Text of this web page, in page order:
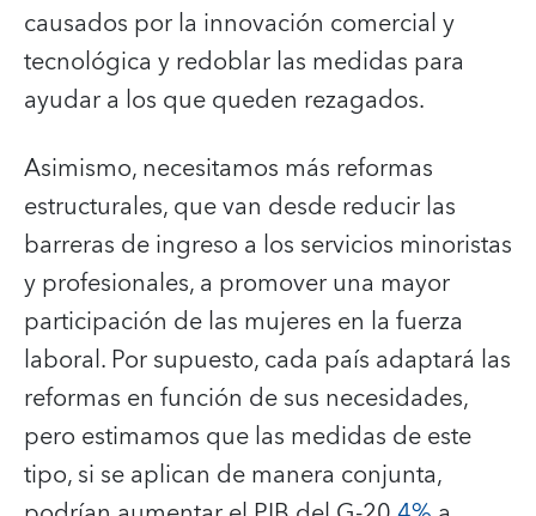
causados por la innovación comercial y
tecnológica y redoblar las medidas para
ayudar a los que queden rezagados.
Asimismo, necesitamos más reformas
estructurales, que van desde reducir las
barreras de ingreso a los servicios minoristas
y profesionales, a promover una mayor
participación de las mujeres en la fuerza
laboral. Por supuesto, cada país adaptará las
reformas en función de sus necesidades,
pero estimamos que las medidas de este
tipo, si se aplican de manera conjunta,